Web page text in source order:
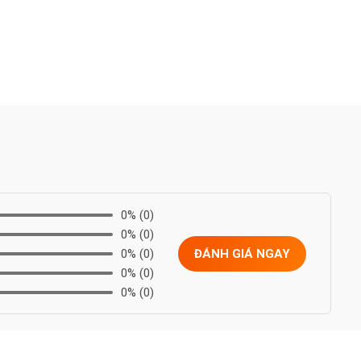
0% (0)
0% (0)
0% (0)
0% (0)
0% (0)
ĐÁNH GIÁ NGAY